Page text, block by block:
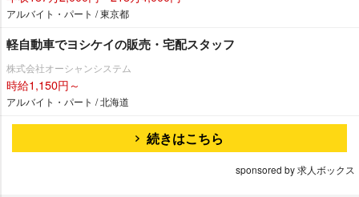
アルバイト・パート / 東京都
軽自動車でヨシケイの販売・宅配スタッフ
株式会社オーシャンシステム
時給1,150円～
アルバイト・パート / 北海道
続きはこちら
sponsored by 求人ボックス